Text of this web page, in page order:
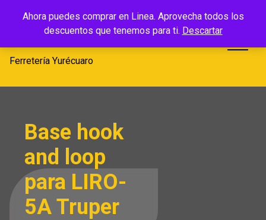
Ahora puedes comprar en Linea. Aprovecha todos los
descuentos que tenemos para ti. Descartar
Ferretería
Yurécuaro
Ferretería Yurécuaro
Base hook
and loop
para LIRO-
5A Truper